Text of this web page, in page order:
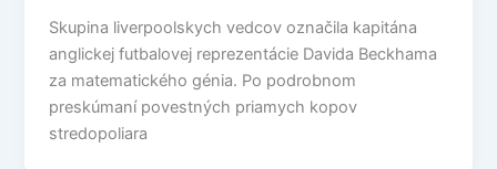
Skupina liverpoolskych vedcov označila kapitána
anglickej futbalovej reprezentácie Davida Beckhama
za matematického génia. Po podrobnom
preskúmaní povestných priamych kopov
stredopoliara